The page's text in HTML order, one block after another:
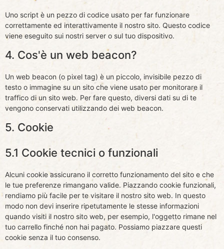
Uno script è un pezzo di codice usato per far funzionare
correttamente ed interattivamente il nostro sito. Questo codice
viene eseguito sui nostri server o sul tuo dispositivo.
4. Cos'è un web beacon?
Un web beacon (o pixel tag) è un piccolo, invisibile pezzo di
testo o immagine su un sito che viene usato per monitorare il
traffico di un sito web. Per fare questo, diversi dati su di te
vengono conservati utilizzando dei web beacon.
5. Cookie
5.1 Cookie tecnici o funzionali
Alcuni cookie assicurano il corretto funzionamento del sito e che
le tue preferenze rimangano valide. Piazzando cookie funzionali,
rendiamo più facile per te visitare il nostro sito web. In questo
modo non devi inserire ripetutamente le stesse informazioni
quando visiti il nostro sito web, per esempio, l'oggetto rimane nel
tuo carrello finché non hai pagato. Possiamo piazzare questi
cookie senza il tuo consenso.